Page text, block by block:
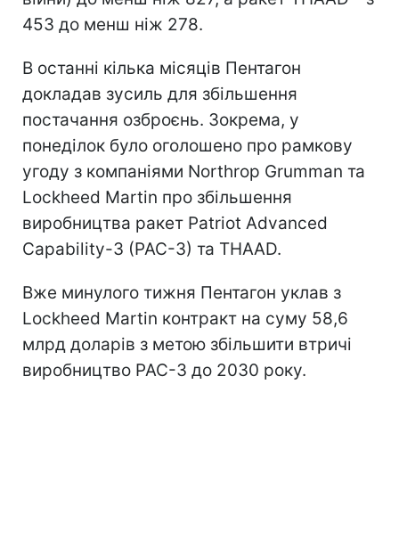
453 до менш ніж 278.
В останні кілька місяців Пентагон
докладав зусиль для збільшення
постачання озброєнь. Зокрема, у
понеділок було оголошено про рамкову
угоду з компаніями Northrop Grumman та
Lockheed Martin про збільшення
виробництва ракет Patriot Advanced
Capability-3 (PAC-3) та THAAD.
Вже минулого тижня Пентагон уклав з
Lockheed Martin контракт на суму 58,6
млрд доларів з метою збільшити втричі
виробництво PAC-3 до 2030 року.